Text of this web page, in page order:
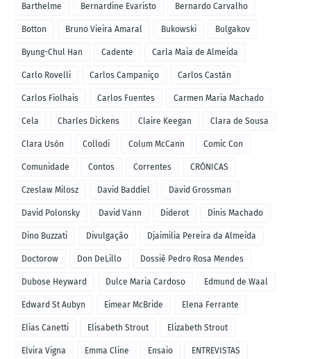
Barthelme Bernardine Evaristo Bernardo Carvalho
Botton Bruno Vieira Amaral Bukowski Bulgakov
Byung-Chul Han Cadente Carla Maia de Almeida
Carlo Rovelli Carlos Campaniço Carlos Castán
Carlos Fiolhais Carlos Fuentes Carmen Maria Machado
Cela Charles Dickens Claire Keegan Clara de Sousa
Clara Usón Collodi Colum McCann Comic Con
Comunidade Contos Correntes CRÓNICAS
Czeslaw Milosz David Baddiel David Grossman
David Polonsky David Vann Diderot Dinis Machado
Dino Buzzati Divulgação Djaimilia Pereira da Almeida
Doctorow Don DeLillo Dossiê Pedro Rosa Mendes
Dubose Heyward Dulce Maria Cardoso Edmund de Waal
Edward St Aubyn Eimear McBride Elena Ferrante
Elias Canetti Elisabeth Strout Elizabeth Strout
Elvira Vigna Emma Cline Ensaio ENTREVISTAS